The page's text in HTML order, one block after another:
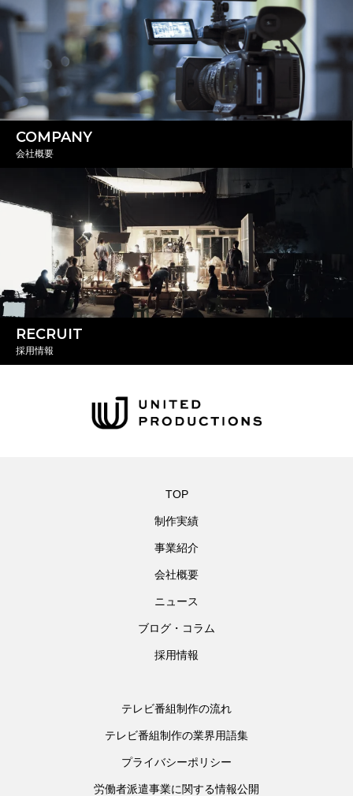
COMPANY
会社概要
RECRUIT
採用情報
TOP
制作実績
事業紹介
会社概要
ニュース
ブログ・コラム
採用情報
テレビ番組制作の流れ
テレビ番組制作の業界用語集
プライバシーポリシー
労働者派遣事業に関する情報公開